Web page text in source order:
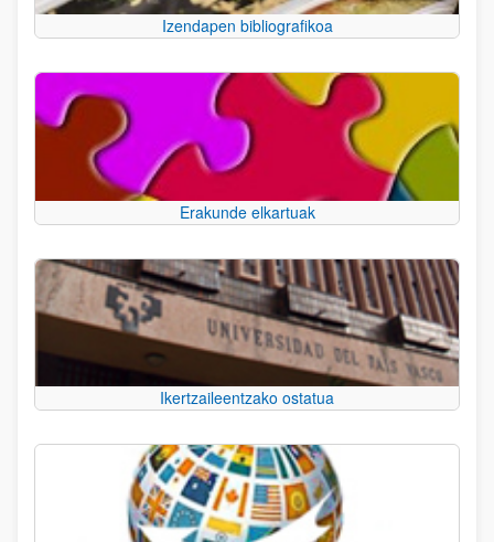
Izendapen bibliografikoa
Erakunde elkartuak
Ikertzaileentzako ostatua